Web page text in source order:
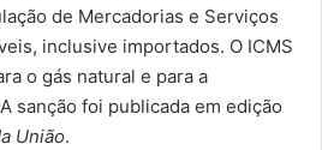
de Mercadorias e Serviços
inclusive importados. O ICMS
o gás natural e para a
sanção foi publicada em edição
União.